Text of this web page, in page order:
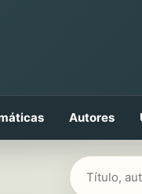
Autores
Buscar libros